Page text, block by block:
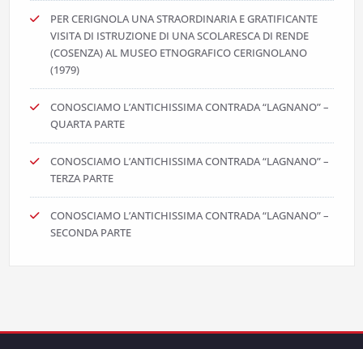
PER CERIGNOLA UNA STRAORDINARIA E GRATIFICANTE
VISITA DI ISTRUZIONE DI UNA SCOLARESCA DI RENDE
(COSENZA) AL MUSEO ETNOGRAFICO CERIGNOLANO
(1979)
CONOSCIAMO L’ANTICHISSIMA CONTRADA “LAGNANO” –
QUARTA PARTE
CONOSCIAMO L’ANTICHISSIMA CONTRADA “LAGNANO” –
TERZA PARTE
CONOSCIAMO L’ANTICHISSIMA CONTRADA “LAGNANO” –
SECONDA PARTE